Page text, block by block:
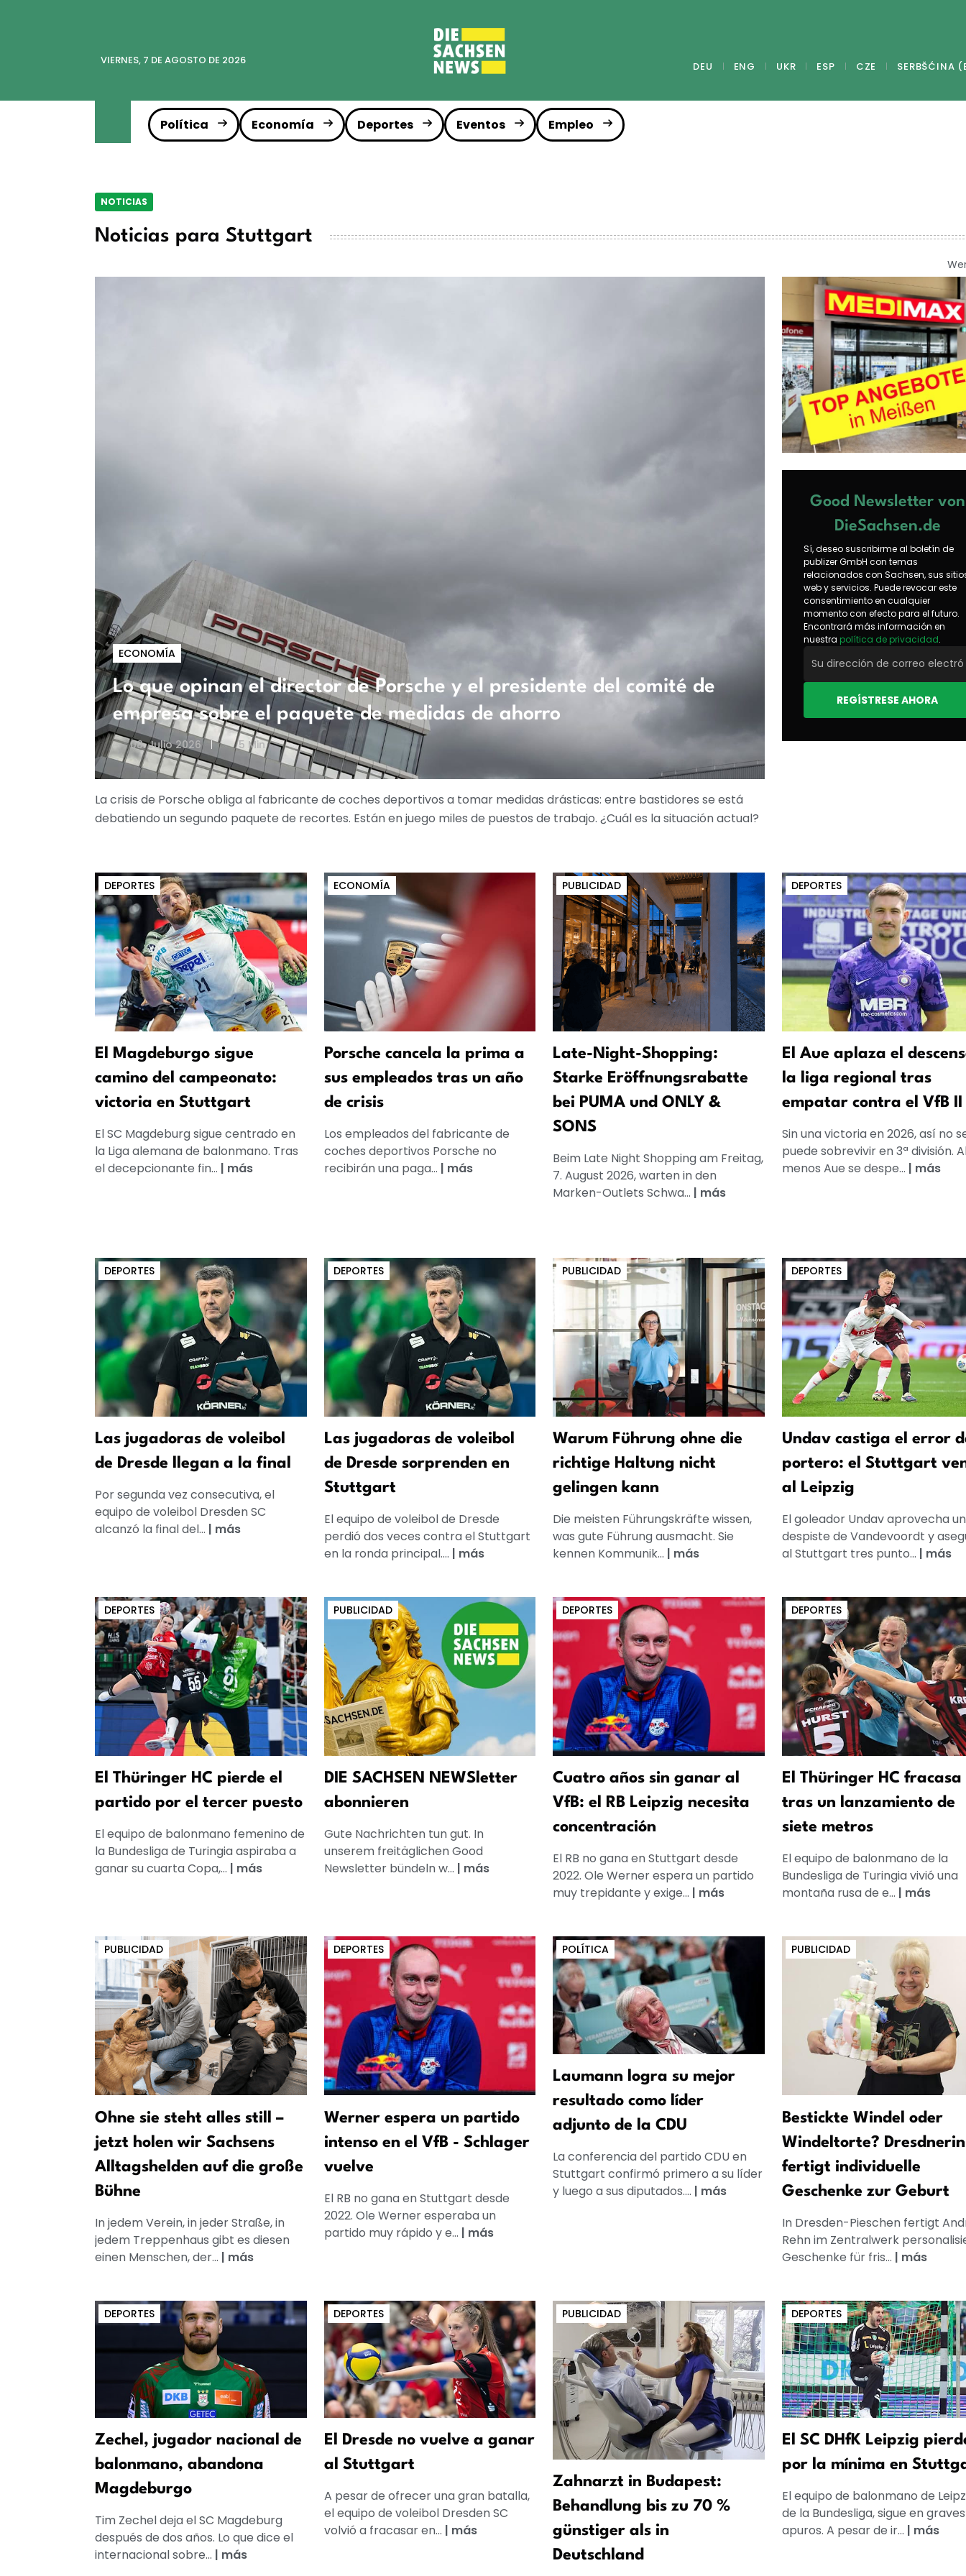
VIERNES, 7 DE AGOSTO DE 2026 DEU ENG UKR ESP CZE SERBŠĆINA
Política Economía Deportes Eventos Empleo
NOTICIAS
Noticias para Stuttgart
ECONOMÍA
Lo que opinan el director de Porsche y el presidente del comité de
empresa sobre el paquete de medidas de ahorro
08. Julio 2026 5 Min
La crisis de Porsche obliga al fabricante de coches deportivos a tomar medidas drásticas: entre bastidores se está
debatiendo un segundo paquete de recortes. Están en juego miles de puestos de trabajo. ¿Cuál es la situación actual?
Good Newsletter von
DieSachsen.de
Sí, deseo suscribirme al boletín de
publizer GmbH con temas
relacionados con Sachsen, sus
web y servicios. Puede revocar este
consentimiento en cualquier
momento con efecto para el futuro.
Encontrará más información en
nuestra política de privacidad.
REGÍSTRESE AHORA
DEPORTES
El Magdeburgo sigue
camino del campeonato:
victoria en Stuttgart
El SC Magdeburg sigue centrado en
la Liga alemana de balonmano. Tras
el decepcionante fin... | más
ECONOMÍA
Porsche cancela la prima a
sus empleados tras un año
de crisis
Los empleados del fabricante de
coches deportivos Porsche no
recibirán una paga... | más
PUBLICIDAD
Late-Night-Shopping:
Starke Eröffnungsrabatte
bei PUMA und ONLY &
SONS
Beim Late Night Shopping am Freitag,
7. August 2026, warten in den
Marken-Outlets Schwa... | más
DEPORTES
El Aue aplaza el
la liga regional tras
empatar contra el VfB II
Sin una victoria en 2026, así no
puede sobrevivir en 3ª división.
menos Aue se despe... | más
DEPORTES
Las jugadoras de voleibol
de Dresde llegan a la final
Por segunda vez consecutiva, el
equipo de voleibol Dresden SC
alcanzó la final del... | más
DEPORTES
Las jugadoras de voleibol
de Dresde sorprenden en
Stuttgart
El equipo de voleibol de Dresde
perdió dos veces contra el Stuttgart
en la ronda principal.... | más
PUBLICIDAD
Warum Führung ohne die
richtige Haltung nicht
gelingen kann
Die meisten Führungskräfte wissen,
was gute Führung ausmacht. Sie
kennen Kommunik... | más
DEPORTES
Undav castiga el error
portero: el Stuttgart
al Leipzig
El goleador Undav aprovecha un
despiste de Vandevoordt y
al Stuttgart tres punto... | más
DEPORTES
El Thüringer HC pierde el
partido por el tercer puesto
El equipo de balonmano femenino de
la Bundesliga de Turingia aspiraba a
ganar su cuarta Copa,... | más
PUBLICIDAD
DIE SACHSEN NEWSletter
abonnieren
Gute Nachrichten tun gut. In
unserem freitäglichen Good
Newsletter bündeln w... | más
DEPORTES
Cuatro años sin ganar al
VfB: el RB Leipzig necesita
concentración
El RB no gana en Stuttgart desde
2022. Ole Werner espera un partido
muy trepidante y exige... | más
DEPORTES
El Thüringer HC fracasa
tras un lanzamiento de
siete metros
El equipo de balonmano de la
Bundesliga de Turingia vivió una
montaña rusa de e... | más
PUBLICIDAD
Ohne sie steht alles still –
jetzt holen wir Sachsens
Alltagshelden auf die große
Bühne
In jedem Verein, in jeder Straße, in
jedem Treppenhaus gibt es diesen
einen Menschen, der... | más
DEPORTES
Werner espera un partido
intenso en el VfB - Schlager
vuelve
El RB no gana en Stuttgart desde
2022. Ole Werner esperaba un
partido muy rápido y e... | más
POLÍTICA
Laumann logra su mejor
resultado como líder
adjunto de la CDU
La conferencia del partido CDU en
Stuttgart confirmó primero a su líder
y luego a sus diputados.... | más
PUBLICIDAD
Bestickte Windel oder
Windeltorte? Dresdnerin
fertigt individuelle
Geschenke zur Geburt
In Dresden-Pieschen fertigt
Rehn im Zentralwerk
Geschenke für fris... | más
DEPORTES
Zechel, jugador nacional de
balonmano, abandona
Magdeburgo
Tim Zechel deja el SC Magdeburg
después de dos años. Lo que dice el
internacional sobre... | más
DEPORTES
El Dresde no vuelve a ganar
al Stuttgart
A pesar de ofrecer una gran batalla,
el equipo de voleibol Dresden SC
volvió a fracasar en... | más
PUBLICIDAD
Zahnarzt in Budapest:
Behandlung bis zu 70 %
günstiger als in
Deutschland
DEPORTES
El SC DHfK Leipzig
por la mínima en
El equipo de balonmano de
de la Bundesliga, sigue en graves
apuros. A pesar de ir... | más